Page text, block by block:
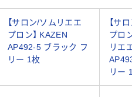
【サロン/ソムリエエ
プロン】 KAZEN
AP492-5 ブラック フ
リー 1枚
【サ
プロ
リエ
リー